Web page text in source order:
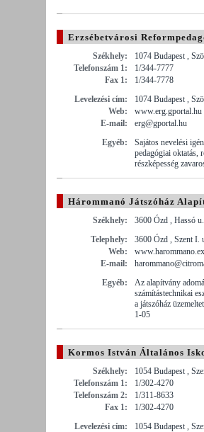
Erzsébetvárosi
Székhely:
1074 Budapest ,
Telefonszám 1:
1/344-7777
Fax 1:
1/344-7778
Levelezési cím:
1074 Budapest ,
Web:
www.erg.gportal.hu
E-mail:
erg@gportal.hu
Egyéb:
Sajátos nevelési
pedagógiai oktatás,
részképesség
Hárommanó Játszóház
Székhely:
3600 Ózd , Hassó u.
Telephely:
3600 Ózd , Szent I.
Web:
E-mail:
Egyéb:
Az alapítvány
számítástechnikai
a játszóház
1-05
Kormos István Általános
Székhely:
1054 Budapest ,
Telefonszám 1:
1/302-4270
Telefonszám 2:
1/311-8633
Fax 1:
1/302-4270
Levelezési cím:
1054 Budapest ,